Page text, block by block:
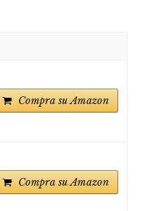
Compra su Amazon
Compra su Amazon